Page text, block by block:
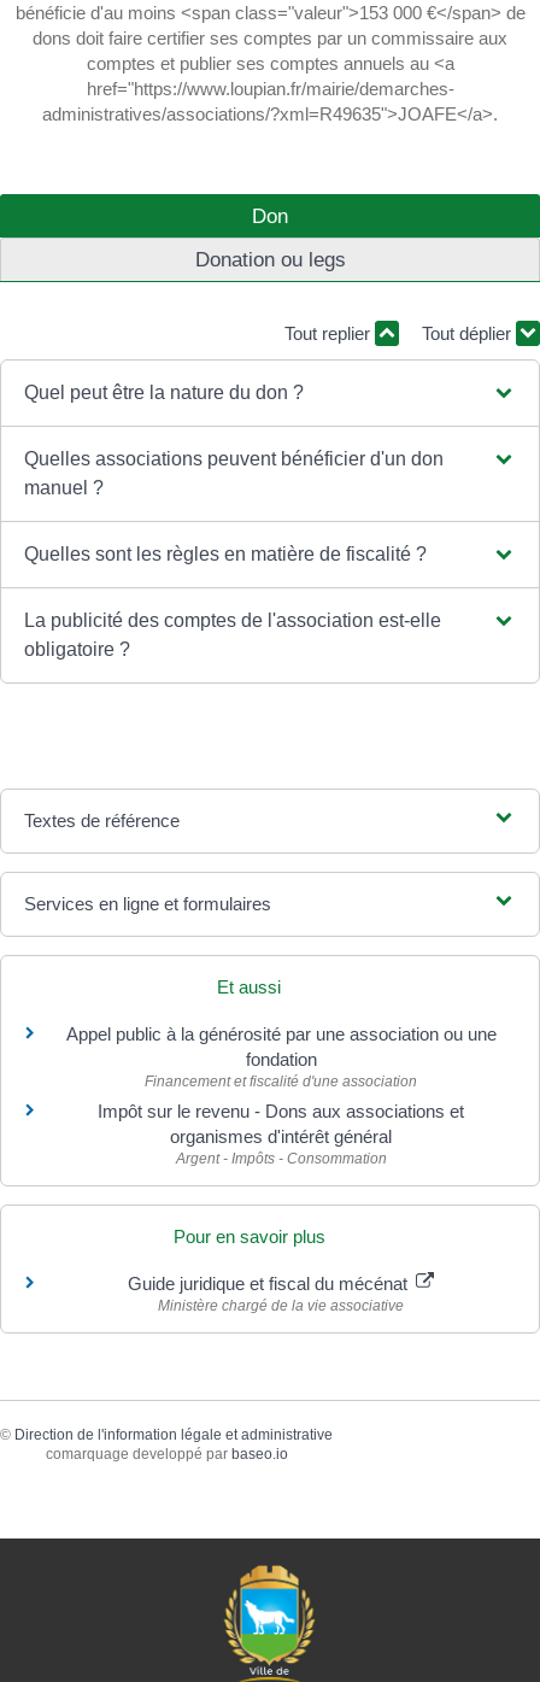
bénéficie d'au moins <span class="valeur">153 000 €</span> de
dons doit faire certifier ses comptes par un commissaire aux
comptes et publier ses comptes annuels au <a
href="https://www.loupian.fr/mairie/demarches-
administratives/associations/?xml=R49635">JOAFE</a>.
Don
Donation ou legs
Tout replier Tout déplier
Quel peut être la nature du don ?
Quelles associations peuvent bénéficier d'un don
manuel ?
Quelles sont les règles en matière de fiscalité ?
La publicité des comptes de l'association est-elle
obligatoire ?
Textes de référence
Services en ligne et formulaires
Et aussi
Appel public à la générosité par une association ou une
fondation
Financement et fiscalité d'une association
Impôt sur le revenu - Dons aux associations et
organismes d'intérêt général
Argent - Impôts - Consommation
Pour en savoir plus
Guide juridique et fiscal du mécénat
Ministère chargé de la vie associative
© Direction de l'information légale et administrative
comarquage developpé par baseo.io